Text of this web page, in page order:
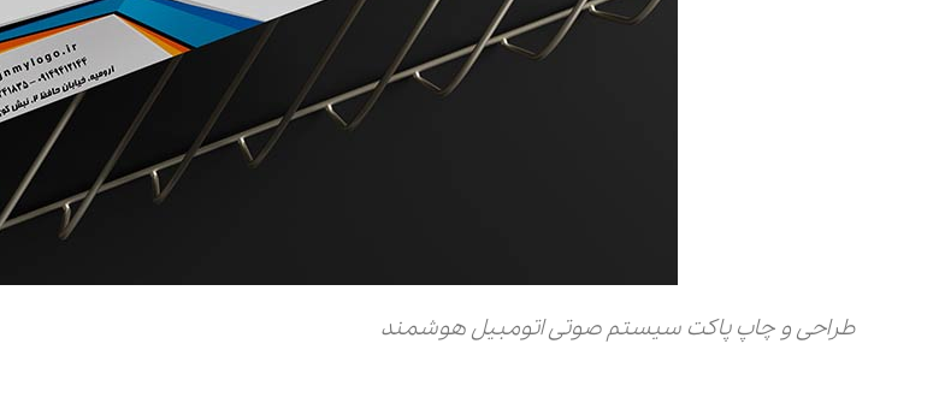
طراحی و چاپ پاکت سیستم صوتی اتومبیل هوشمند